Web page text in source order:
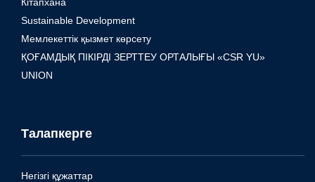
Кітапхана
Sustainable Development
Мемлекеттік қызмет көрсету
ҚОҒАМДЫҚ ПІКІРДІ ЗЕРТТЕУ ОРТАЛЫҒЫ «CSR YU»
UNION
Талапкерге
Негізгі құжаттар